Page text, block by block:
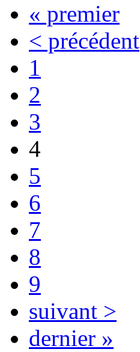
« premier
< précédent
1
2
3
4
5
6
7
8
9
suivant >
dernier »